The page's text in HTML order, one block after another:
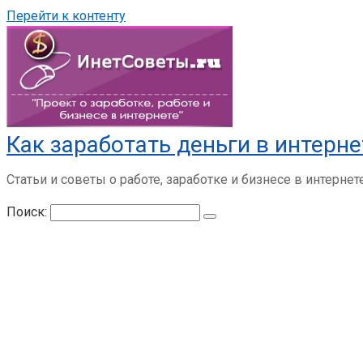
Перейти к контенту
Как заработать деньги в
Статьи и советы о работе, заработке и бизнесе в
Поиск: